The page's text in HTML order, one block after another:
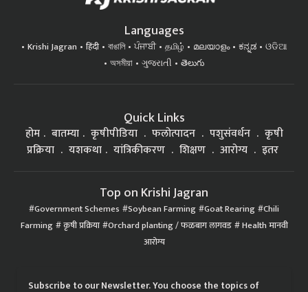
Languages
Krishi Jagran हिंदी বাঙালি ਪੰਜਾਬੀ தமிழ் മലയാളം ಕನ್ನಡ
ଓଡିଆ
অসমীয়া
ગુજરાતી తెలుగు
Quick Links
होम बातम्या कृषीपीडिया फलोत्पादन पशुसंवर्धन
कृषी
प्रक्रिया
यशकथा यांत्रिकीकरण शिक्षण आरोग्य इतर
Top on Krishi Jagran
Government Schemes Soybean Farming Goat Rearing Chili
Farming कृषी प्रक्रिया Orchard planting / फळबाग लागवड Health मानवी
आरोग्य
Subscribe to our Newsletter. You choose the topics of